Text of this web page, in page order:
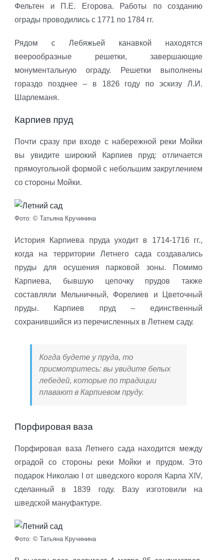
Фельтен и П.Е. Егорова. Работы по созданию
ограды проводились с 1771 по 1784 гг.
Рядом с Лебяжьей канавкой находятся
веерообразные решетки, завершающие
монументальную ограду. Решетки выполнены
гораздо позднее – в 1826 году по эскизу Л.И.
Шарлеманя.
Карпиев пруд
Почти сразу при входе с набережной реки Мойки
вы увидите широкий Карпиев пруд: отличается
прямоугольной формой с небольшим закруглением
со стороны Мойки.
Фото: © Татьяна Кручинина
История Карпиева пруда уходит в 1714-1716 гг.,
когда на территории Летнего сада создавались
пруды для осушения парковой зоны. Помимо
Карпиева, бывшую цепочку прудов также
составляли Мельничный, Форелиев и Цветочный
пруды. Карпиев пруд – единственный
сохранившийся из перечисленных в Летнем саду.
Когда будете у пруда, то
присмотритесь: вы увидите белых
лебедей, которые по традиции
плавают в Карпиевом пруду.
Порфировая ваза
Порфировая ваза Летнего сада находится между
оградой со стороны реки Мойки и прудом. Это
подарок Николаю I от шведского короля Карла XIV,
сделанный в 1839 году. Вазу изготовили на
шведской мануфактуре.
Фото: © Татьяна Кручинина